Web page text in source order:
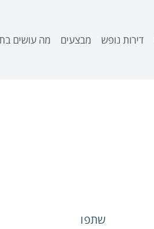
דירות נופש מבצעים מה עושים
שתפו